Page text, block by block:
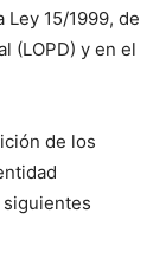
15/1999, de
(LOPD) y en el
de los